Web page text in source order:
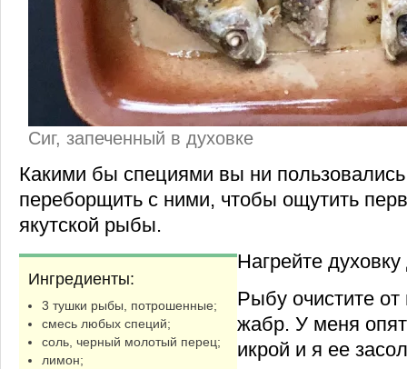
Сиг, запеченный в духовке
Какими бы специями вы ни
переборщить с ними, чтобы ощутить
якутской рыбы.
Ингредиенты:
3 тушки рыбы, потрошенные;
смесь любых специй;
соль, черный молотый перец;
лимон;
Нагрейте
Рыбу очистите от
жабр. У меня
икрой и я ее